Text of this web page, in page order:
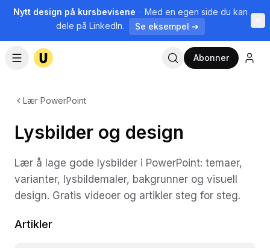
Nytt design på kursbevisene · Med en egen side du kan
dele på LinkedIn.
Se eksempel ➔
Abonner
Lær PowerPoint
Lysbilder og design
Lær å lage gode lysbilder i PowerPoint: temaer,
varianter, lysbildemaler, bakgrunner og visuell
design. Gratis videoer og artikler steg for steg.
Artikler